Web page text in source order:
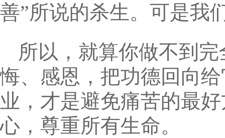
善”所说的杀生。可是我
所以，就算你做不到
悔、感恩，把功德回向
业，才是避免痛苦的最
心，尊重所有生命。